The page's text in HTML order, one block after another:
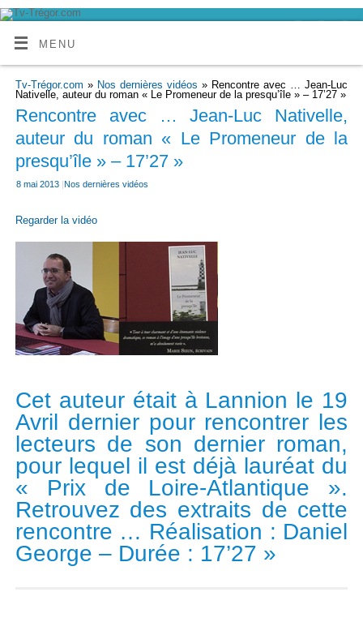
MENU
Tv-Trégor.com » Nos dernières vidéos » Rencontre avec … Jean-Luc
Nativelle, auteur du roman « Le Promeneur de la presqu’île » – 17’27 »
Rencontre avec … Jean-Luc Nativelle,
auteur du roman « Le Promeneur de la
presqu’île » – 17’27 »
8 mai 2013 |Nos dernières vidéos
Regarder la vidéo
Cet auteur était à Lannion le 19
Avril dernier pour rencontrer les
lecteurs de son dernier roman,
pour lequel il est déjà lauréat du
« Prix de Loire-Atlantique ».
Retrouvez des extraits de cette
rencontre … Réalisation : Daniel
George – Durée : 17’27 »